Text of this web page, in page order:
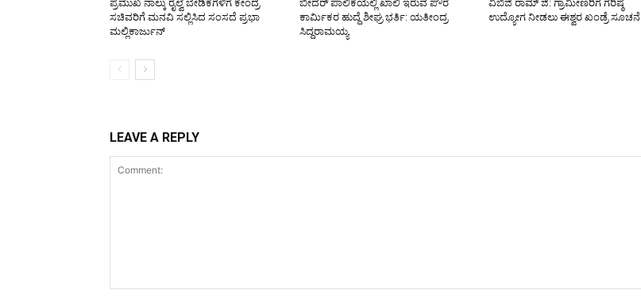
ಪ್ರಮುಖ ನಾಲ್ಕು ರೈಲ್ವೆ ಬೇಡಿಕೆಗಳಿಗೆ ಕೇಂದ್ರ
ಸಚಿವರಿಗೆ ಮನವಿ ಸಲ್ಲಿಸಿದ ಸಂಸದೆ ಪ್ರಭಾ
ಮಲ್ಲಿಕಾರ್ಜುನ್
ಬೀದರ್ ಪಾಲಿಕೆಯಲ್ಲಿ ಖಾಲಿ ಇರುವ ಪೌರ
ಕಾರ್ಮಿಕರ ಹುದ್ದೆ ಶೀಘ್ರ ಭರ್ತಿ: ಯತೀಂದ್ರ
ಸಿದ್ದರಾಮಯ್ಯ
ವಿಬಿಜಿ ರಾಮ್ ಜಿ: ಗ್ರಾಮೀಣರಿಗೆ ಗರಿಷ್ಠ
ಉದ್ಯೋಗ ನೀಡಲು ಈಶ್ವರ ಖಂಡ್ರೆ ಸೂಚನೆ
LEAVE A REPLY